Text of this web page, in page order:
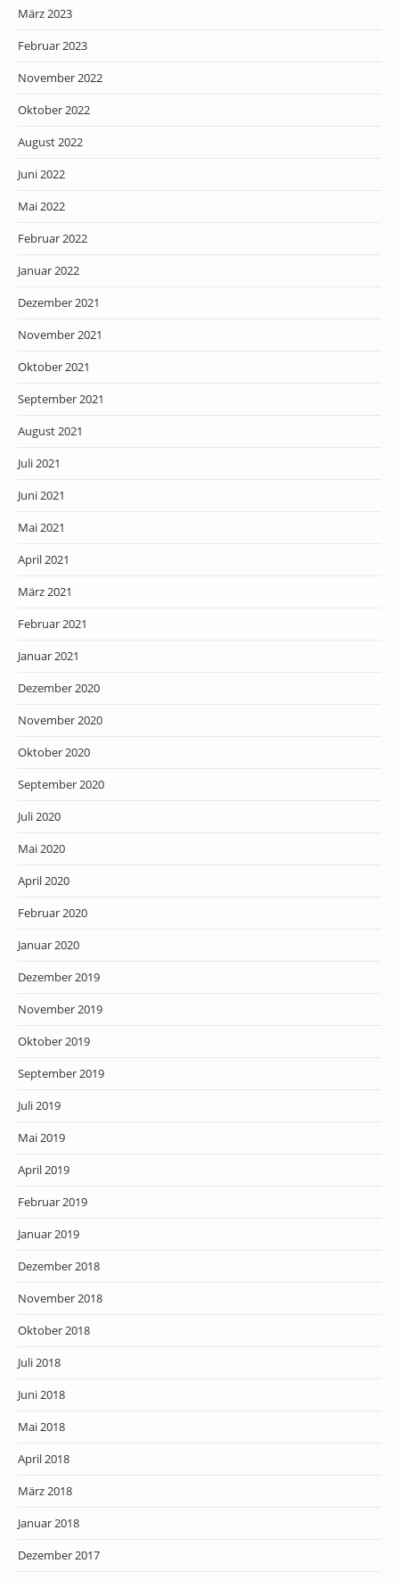
März 2023
Februar 2023
November 2022
Oktober 2022
August 2022
Juni 2022
Mai 2022
Februar 2022
Januar 2022
Dezember 2021
November 2021
Oktober 2021
September 2021
August 2021
Juli 2021
Juni 2021
Mai 2021
April 2021
März 2021
Februar 2021
Januar 2021
Dezember 2020
November 2020
Oktober 2020
September 2020
Juli 2020
Mai 2020
April 2020
Februar 2020
Januar 2020
Dezember 2019
November 2019
Oktober 2019
September 2019
Juli 2019
Mai 2019
April 2019
Februar 2019
Januar 2019
Dezember 2018
November 2018
Oktober 2018
Juli 2018
Juni 2018
Mai 2018
April 2018
März 2018
Januar 2018
Dezember 2017